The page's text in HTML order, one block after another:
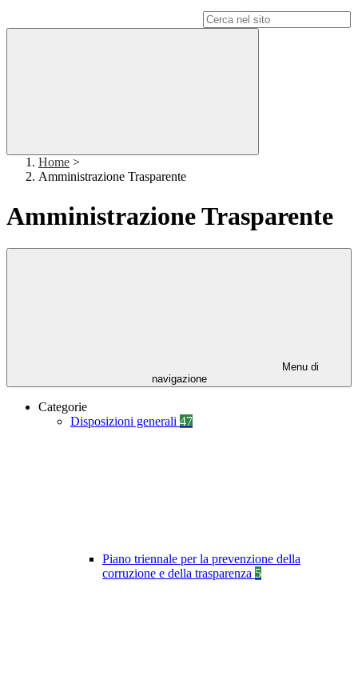
Home >
Amministrazione Trasparente
Amministrazione Trasparente
Menu di
navigazione
Categorie
Disposizioni generali 47
Piano triennale per la prevenzione della
corruzione e della trasparenza 5